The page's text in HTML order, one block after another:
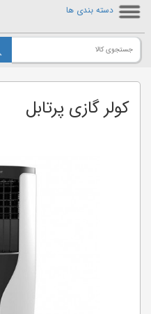
دسته بندی ها
کولر گازی پرتابل